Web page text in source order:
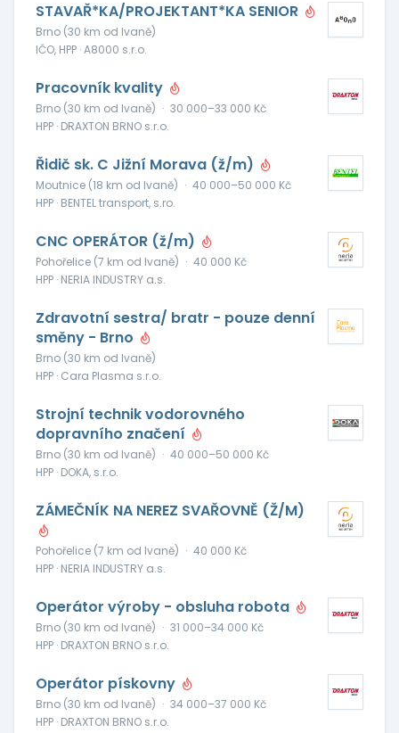
STAVAŘ*KA/PROJEKTANT*KA SENIOR
Brno (30 km od Ivaně)
IČO, HPP · A8000 s.r.o.
Pracovník kvality
Brno (30 km od Ivaně) · 30 000–33 000 Kč
HPP · DRAXTON BRNO s.r.o.
Řidič sk. C Jižní Morava (ž/m)
Moutnice (18 km od Ivaně) · 40 000–50 000 Kč
HPP · BENTEL transport, s.ro.
CNC OPERÁTOR (ž/m)
Pohořelice (7 km od Ivaně) · 40 000 Kč
HPP · NERIA INDUSTRY a.s.
Zdravotní sestra/ bratr - pouze denní
směny - Brno
Brno (30 km od Ivaně)
HPP · Cara Plasma s.r.o.
Strojní technik vodorovného
dopravního značení
Brno (30 km od Ivaně) · 40 000–50 000 Kč
HPP · DOKA, s.r.o.
ZÁMEČNÍK NA NEREZ SVAŘOVNĚ (Ž/M)
Pohořelice (7 km od Ivaně) · 40 000 Kč
HPP · NERIA INDUSTRY a.s.
Operátor výroby - obsluha robota
Brno (30 km od Ivaně) · 31 000–34 000 Kč
HPP · DRAXTON BRNO s.r.o.
Operátor pískovny
Brno (30 km od Ivaně) · 34 000–37 000 Kč
HPP · DRAXTON BRNO s.r.o.